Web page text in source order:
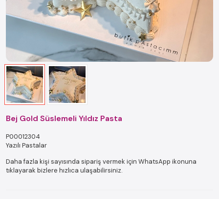
Bej Gold Süslemeli Yıldız Pasta
P00012304
Yazılı Pastalar
Daha fazla kişi sayısında sipariş vermek için WhatsApp ikonuna
tıklayarak bizlere hızlıca ulaşabilirsiniz.